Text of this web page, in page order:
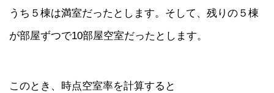
うち５棟は満室だったとします。そして、残りの５棟
が部屋ずつで10部屋空室だったとします。
このとき、時点空室率を計算すると